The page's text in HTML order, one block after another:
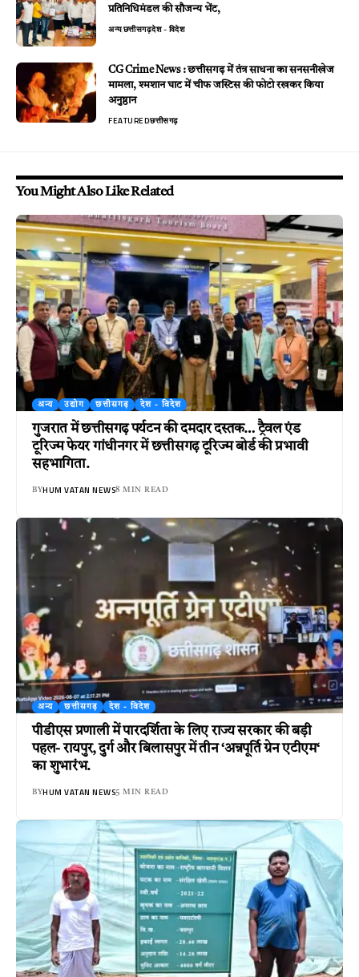
प्रतिनिधिमंडल की सौजन्य भेंट,
अन्यछत्तीसगढ़देश - विदेश
CG Crime News : छत्तीसगढ़ में तंत्र साधना का सनसनीखेज
मामला, श्मशान घाट में चीफ जस्टिस की फोटो रखकर किया
अनुष्ठान
FEATUREDछत्तीसगढ़
You Might Also Like Related
अन्य उद्योग छत्तीसगढ़ देश - विदेश
गुजरात में छत्तीसगढ़ पर्यटन की दमदार दस्तक… ट्रैवल एंड
टूरिज्म फेयर गांधीनगर में छत्तीसगढ़ टूरिज्म बोर्ड की प्रभावी
सहभागिता.
BYHUM VATAN NEWS8 MIN READ
अन्य छत्तीसगढ़ देश - विदेश
पीडीएस प्रणाली में पारदर्शिता के लिए राज्य सरकार की बड़ी
पहल- रायपुर, दुर्ग और बिलासपुर में तीन ‘अन्नपूर्ति ग्रेन एटीएम‘
का शुभारंभ.
BYHUM VATAN NEWS5 MIN READ